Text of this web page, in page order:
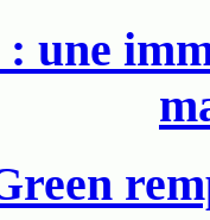
: une